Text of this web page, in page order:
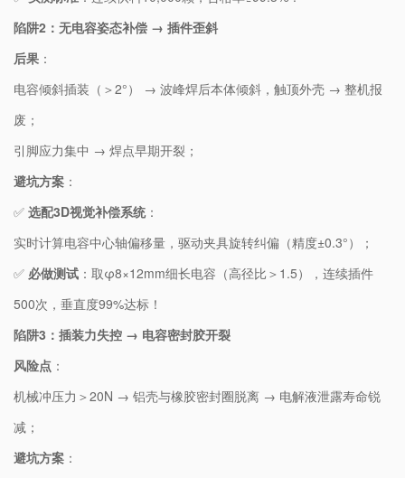
​陷阱2：无电容姿态补偿 → 插件歪斜​
​后果​ ​：
电容倾斜插装（＞2°） → 波峰焊后本体倾斜，触顶外壳 → 整机报
废；
引脚应力集中 → 焊点早期开裂；
​避坑方案​ ​：
✅ ​ ​选配3D视觉补偿系统​​：
实时计算电容中心轴偏移量，驱动夹具旋转纠偏（精度±0.3°）；
✅ ​ ​必做测试​ ​：取φ8×12mm细长电容（高径比＞1.5），连续插件
500次，垂直度99%达标！
​陷阱3：插装力失控 → 电容密封胶开裂​
​风险点​ ​：
机械冲压力＞20N → 铝壳与橡胶密封圈脱离 → 电解液泄露寿命锐
减；
​避坑方案​ ​：